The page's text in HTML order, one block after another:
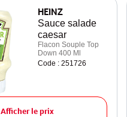
HEINZ
Sauce salade
caesar
Flacon Souple Top
Down 400 Ml
Code : 251726
Afficher le prix